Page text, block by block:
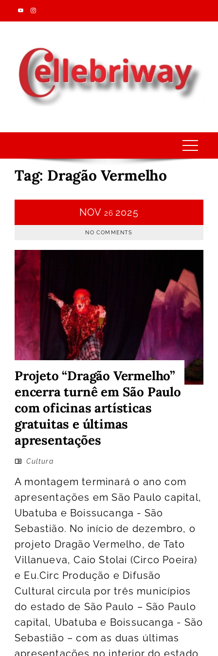
Skip
to
Tag: Dragão Vermelho
NOV 26 2025
NO COMMENTS
Projeto “Dragão Vermelho”
encerra turnê em São Paulo
com oficinas artísticas
gratuitas e últimas
apresentações
Cultura
A montagem terminará o ano com
apresentações em São Paulo capital,
Ubatuba e Boissucanga - São
Sebastião. No início de dezembro, o
projeto Dragão Vermelho, de Tato
Villanueva, Caio Stolai (Circo Poeira)
e Eu.Circ Produção e Difusão
Cultural circula por três municípios
do estado de São Paulo – São Paulo
capital, Ubatuba e Boissucanga - São
Sebastião – com as duas últimas
apresentações no interior do estado